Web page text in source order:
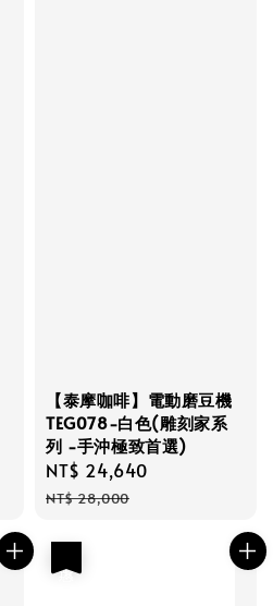
【泰摩咖啡】電動磨豆機
TEG078-白色(雕刻家系
列 -手沖極致首選)
Sale
price
NT$ 24,640
NT$ 28,000